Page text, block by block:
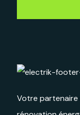
Votre partenaire